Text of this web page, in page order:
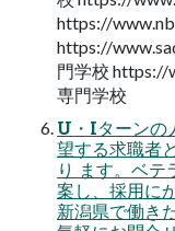
https://
https://
門学校 https://
専門学校
U・Iターンの
望する求職者
り ます。ベテ
案し、採用に
新潟県で働き